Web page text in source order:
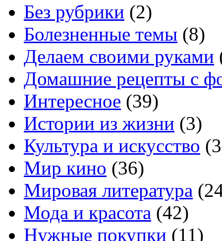
Без рубрики (2)
Болезненные темы (8)
Делаем своими руками
Домашние рецепты с
Интересное (39)
Истории из жизни (3)
Культура и искусство
Мир кино (36)
Мировая литература
Мода и красота (42)
Нужные покупки (11)